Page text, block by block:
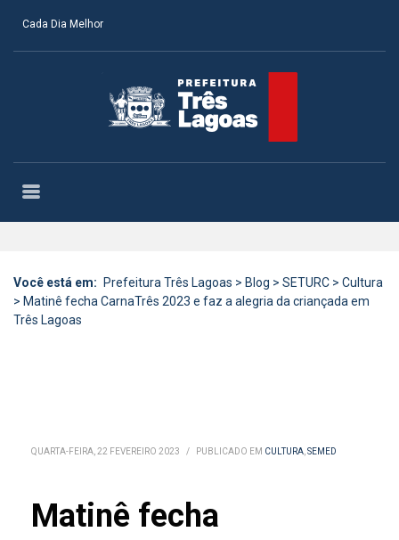
Cada Dia Melhor
Você está em: Prefeitura Três Lagoas > Blog > SETURC > Cultura
> Matinê fecha CarnaTrês 2023 e faz a alegria da criançada em
Três Lagoas
QUARTA-FEIRA, 22 FEVEREIRO 2023 / PUBLICADO EM CULTURA,SEMED
Matinê fecha